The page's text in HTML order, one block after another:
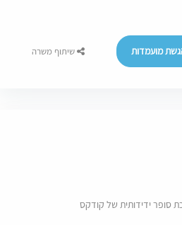
מועמדות שיתוף משרה
סופר ידידותית של קודקס